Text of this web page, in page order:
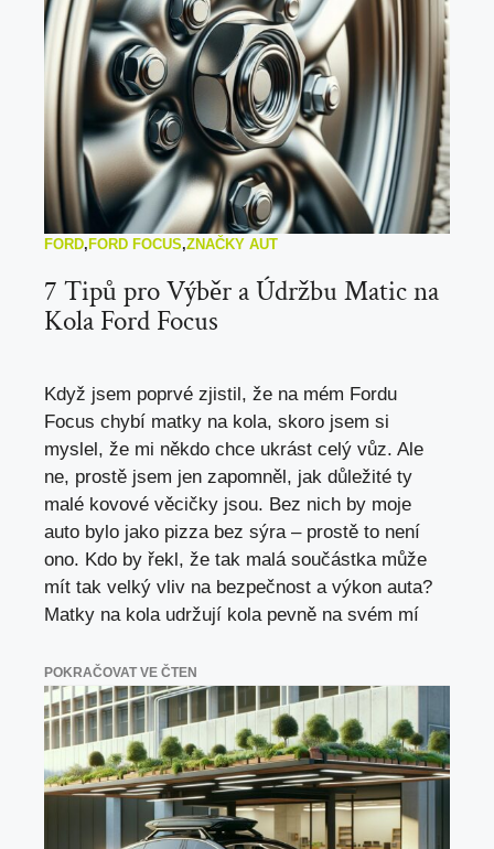
FORD, FORD FOCUS,ZNAČKY AUT
7 Tipů pro Výběr a Údržbu Matic na
Kola Ford Focus
Když jsem poprvé zjistil, že na mém Fordu
Focus chybí matky na kola, skoro jsem si
myslel, že mi někdo chce ukrást celý vůz. Ale
ne, prostě jsem jen zapomněl, jak důležité ty
malé kovové věcičky jsou. Bez nich by moje
auto bylo jako pizza bez sýra – prostě to není
ono. Kdo by řekl, že tak malá součástka může
mít tak velký vliv na bezpečnost a výkon auta?
Matky na kola udržují kola pevně na svém mí
POKRAČOVAT VE ČTEN